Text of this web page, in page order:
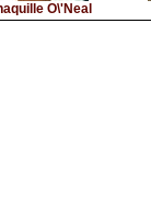
O\'Neal